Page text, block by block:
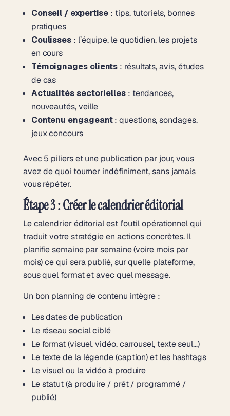
Conseil / expertise : tips, tutoriels, bonnes
pratiques
Coulisses : l’équipe, le quotidien, les projets
en cours
Témoignages clients : résultats, avis, études
de cas
Actualités sectorielles: tendances,
nouveautés, veille
Contenu engageant: questions, sondages,
jeux concours
Avec 5 piliers et une publication par jour, vous
avez de quoi tourner indéfiniment, sans jamais
vous répéter.
Étape 3 : Créer le calendrier éditorial
Le calendrier éditorial est l’outil opérationnel qui
traduit votre stratégie en actions concrètes. Il
planifie semaine par semaine (voire mois par
mois) ce qui sera publié, sur quelle plateforme,
sous quel format et avec quel message.
Un bon planning de contenu intègre :
Les dates de publication
Le réseau social ciblé
Le format (visuel, vidéo, carrousel, texte seul…)
Le texte de la légende (caption) et les hashtags
Le visuel ou la vidéo à produire
Le statut (à produire / prêt / programmé /
publié)